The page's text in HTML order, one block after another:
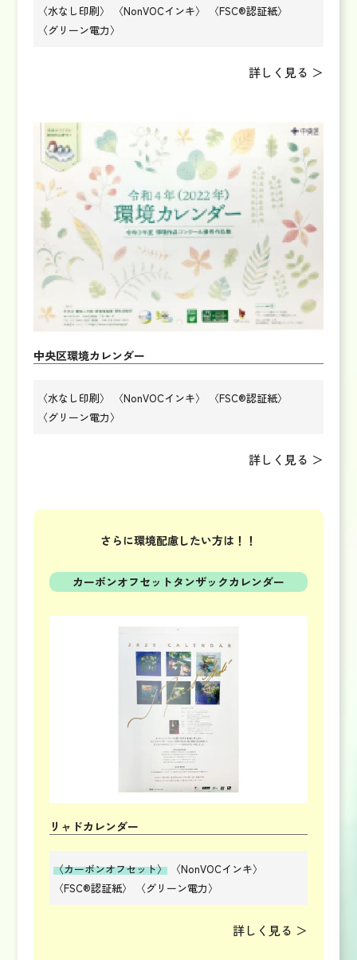
〈水なし印刷〉 〈NonVOCインキ〉
〈FSC®認証紙〉
〈グリーン電力〉
詳しく見る ＞
中央区環境カレンダー
〈水なし印刷〉 〈NonVOCインキ〉
〈FSC®認証紙〉
〈グリーン電力〉
詳しく見る ＞
さらに環境配慮したい方は！！
カーボンオフセット タンザックカレンダー
リャドカレンダー
〈カーボンオフセット〉
〈NonVOCインキ〉
〈FSC®認証紙〉
〈グリーン電力〉
詳しく見る ＞